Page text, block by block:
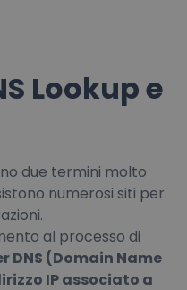
Lookup e
due termini molto
numerosi siti per
al processo di
DNS (Domain Name
IP associato a